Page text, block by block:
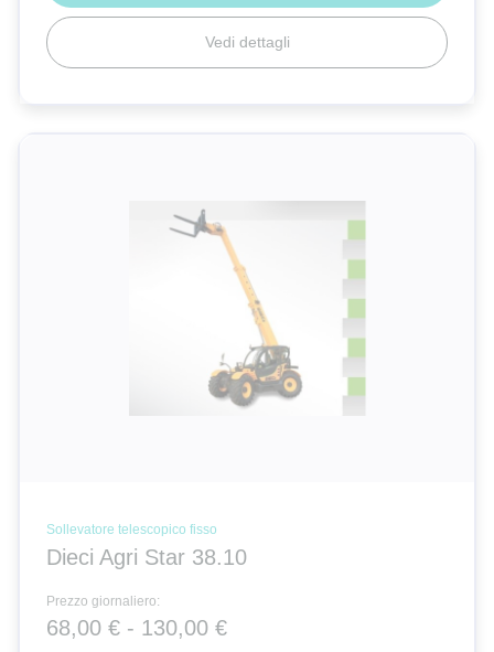
Vedi dettagli
Sollevatore telescopico fisso
Dieci Agri Star 38.10
Prezzo giornaliero:
68,00 € - 130,00 €